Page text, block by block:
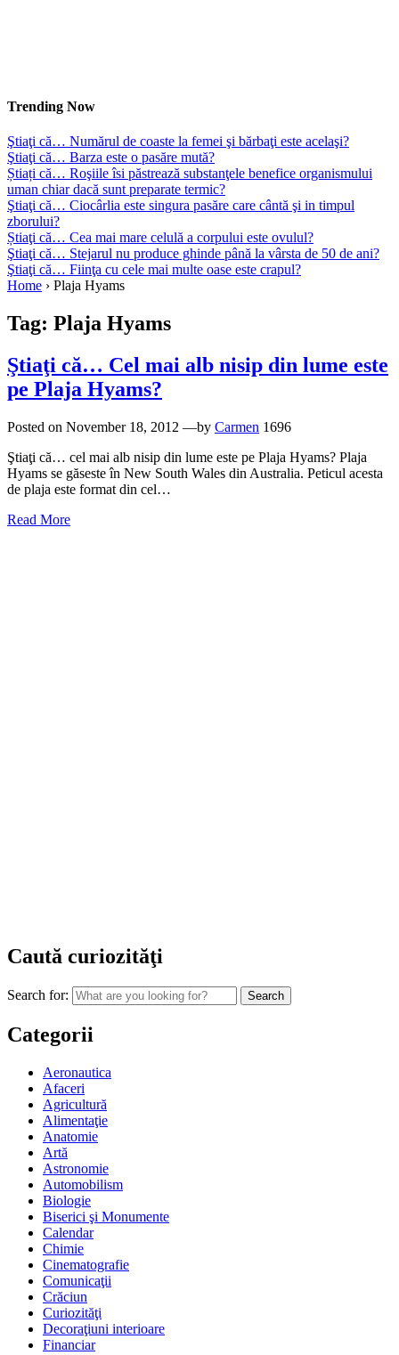
Trending Now
Ştiaţi că… Numărul de coaste la femei şi bărbaţi este acelaşi?
Ştiaţi că… Barza este o pasăre mută?
Știați că… Roşiile îsi păstrează substanţele benefice organismului
uman chiar dacă sunt preparate termic?
Ştiaţi că… Ciocârlia este singura pasăre care cântă şi in timpul
zborului?
Știaţi că… Cea mai mare celulă a corpului este ovulul?
Ştiaţi că… Stejarul nu produce ghinde până la vârsta de 50 de ani?
Ştiaţi că… Fiinţa cu cele mai multe oase este crapul?
Home › Plaja Hyams
Tag: Plaja Hyams
Ştiaţi că… Cel mai alb nisip din lume este
pe Plaja Hyams?
Posted on November 18, 2012 —by Carmen 1696
Ştiaţi că… cel mai alb nisip din lume este pe Plaja Hyams? Plaja
Hyams se găseste în New South Wales din Australia. Peticul acesta
de plaja este format din cel…
Read More
Caută curiozităţi
Search for:
Categorii
Aeronautica
Afaceri
Agricultură
Alimentaţie
Anatomie
Artă
Astronomie
Automobilism
Biologie
Biserici şi Monumente
Calendar
Chimie
Cinematografie
Comunicaţii
Crăciun
Curiozităţi
Decoraţiuni interioare
Financiar